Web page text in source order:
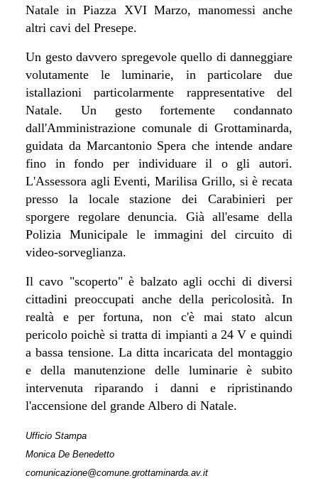
Natale in Piazza XVI Marzo, manomessi anche
altri cavi del Presepe.
Un gesto davvero spregevole quello di danneggiare
volutamente le luminarie, in particolare due
istallazioni particolarmente rappresentative del
Natale. Un gesto fortemente condannato
dall'Amministrazione comunale di Grottaminarda,
guidata da Marcantonio Spera che intende andare
fino in fondo per individuare il o gli autori.
L'Assessora agli Eventi, Marilisa Grillo, si è recata
presso la locale stazione dei Carabinieri per
sporgere regolare denuncia. Già all'esame della
Polizia Municipale le immagini del circuito di
video-sorveglianza.
Il cavo "scoperto" è balzato agli occhi di diversi
cittadini preoccupati anche della pericolosità. In
realtà e per fortuna, non c'è mai stato alcun
pericolo poichè si tratta di impianti a 24 V e quindi
a bassa tensione. La ditta incaricata del montaggio
e della manutenzione delle luminarie è subito
intervenuta riparando i danni e ripristinando
l'accensione del grande Albero di Natale.
Ufficio Stampa
Monica De Benedetto
comunicazione@comune.grottaminarda.av.it